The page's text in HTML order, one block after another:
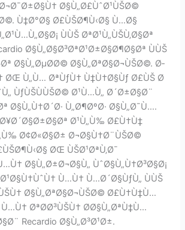
Ø§Ù„Ø£ÙˆØ¹ÙŠØ©
Ù‡Ø°Ø§ Ø£ÙŠØ¶Ù‹Ø§ Ù…Ø§
ÙÙŠ ØªØ¹Ù„ÙŠÙ‚Ø§Øª
Ø§Ù„Ø§Ø³ØªØ¹Ø±Ø§Ø¶Ø§Øª ÙÙŠ
Ø§Ù„ØµØ­Ø© Ø§Ù„ØªØ§Ø¬ÙŠØ©. Ø­
ØŒ Ù„Ù… ØªÙƒÙ† Ù‡Ù†Ø§Ùƒ Ø£ÙŠ Ø
ÙƒÙŠÙÙŠØ© Ø¹Ù…Ù„ Ø´Ø±Ø§Ø¨
Ø§Ù„Ù†Ø´Ø· Ù„Ø¶ØºØ· Ø§Ù„Ø¯Ù….
Ø¹Ù„Ù‰ Ø£Ù†Ù‡
Ø¢Ø«Ø§Ø± Ø¬Ø§Ù†Ø¨ÙŠØ©
ØŒ ÙŠØ¹ØªÙ‚Ø¯
Ø§Ù„Ø±Ø¬Ø§Ù„ ÙˆØ§Ù„Ù†Ø³Ø§Ø¡
Ù…Ù† Ù…Ø´Ø§ÙƒÙ„ ÙÙŠ
Ø§Ù„ØªØ§Ø¬ÙŠØ© Ø£Ù†Ù‡Ù…
ØªØ­Ø³ÙŠÙ† Ø­Ø§Ù„ØªÙ‡Ù…
Recardio Ø§Ù„Ø³Ø¹Ø±.